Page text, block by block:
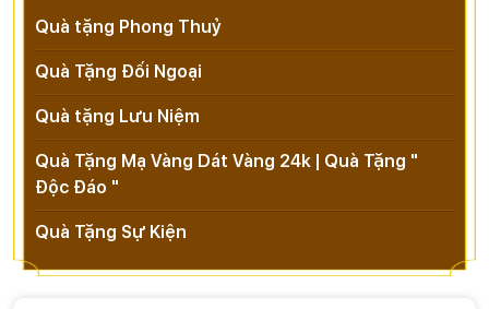
Quà tặng Phong Thuỷ
Quà Tặng Đối Ngoại
Quà tặng Lưu Niệm
Quà Tặng Mạ Vàng Dát Vàng 24k | Quà Tặng "
Độc Đáo "
Quà Tặng Sự Kiện